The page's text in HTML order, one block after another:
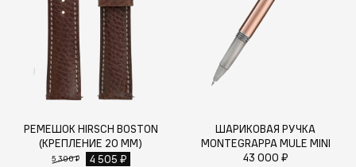
РЕМЕШОК HIRSCH BOSTON
(КРЕПЛЕНИЕ 20 ММ)
5 300 ₽ 4 505 ₽
ШАРИКОВАЯ РУЧКА
MONTEGRAPPA MULE MINI
43 000 ₽